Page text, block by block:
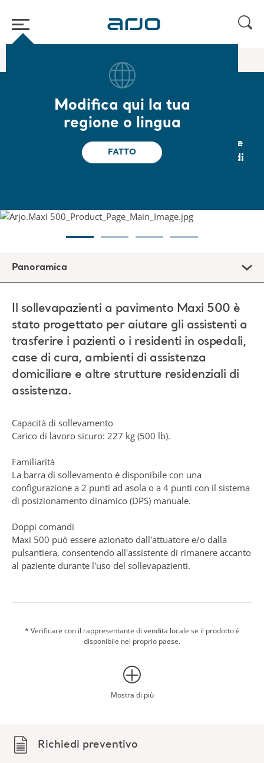
Modifica qui la tua
regione o lingua
FATTO
Sollevapazienti a pavimento
Maxi 500
Un ausilio facile da usare per trasferimenti e
sollevamenti sicuri e confortevoli da parte di
Panoramica
Richiedi preventivo
Il sollevapazienti a pavimento Maxi 500 è
stato progettato per aiutare gli assistenti a
trasferire i pazienti o i residenti in ospedali,
case di cura, ambienti di assistenza
domiciliare e altre strutture residenziali di
assistenza.
Capacità di sollevamento
Carico di lavoro sicuro: 227 kg (500 lb).
Familiarità
La barra di sollevamento è disponibile con una
configurazione a 2 punti ad asola o a 4 punti con il sistema
di posizionamento dinamico (DPS) manuale.
Doppi comandi
Maxi 500 può essere azionato dall'attuatore e/o dalla
pulsantiera, consentendo all'assistente di rimanere accanto
al paziente durante l'uso del sollevapazienti.
Intuitivo e di facile utilizzo.
Bilancia opzionale
Integrando la pesata nelle procedure di trasferimento si
fissa, facilitando così le operazioni di routine per il
* Verificare con il rappresentante di vendita locale se il prodotto è
disponibile nel proprio paese.
Mostra di più